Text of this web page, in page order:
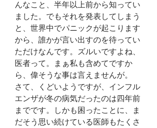
んなこと、半年以上前から知ってい
ました。でもそれを発表してしまう
と、世界中でパニックが起こります
から、誰かが言い出すのを待ってい
ただけなんです。ズルいですよね、
医者って。まぁ私も含めてですか
ら、偉そうな事は言えませんが。
さて、くどいようですが、インフル
エンザが冬の病気だったのは四年前
までです。しかも困ったことに、ま
だそう思い続けている医師もたくさ